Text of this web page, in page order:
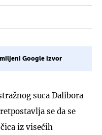
Google izvor
suca Dalibora
se da se
iz visećih